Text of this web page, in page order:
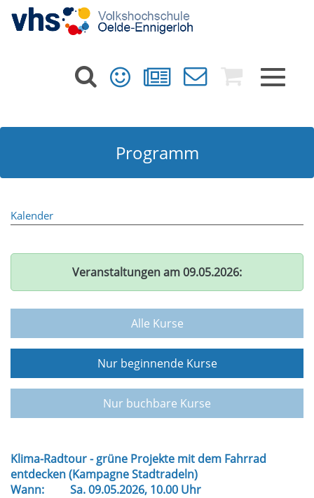
Toggle
Programm
Kalender
Veranstaltungen am 09.05.2026:
Alle Kurse
Nur beginnende Kurse
Nur buchbare Kurse
Klima-Radtour - grüne Projekte mit dem Fahrrad
entdecken (Kampagne Stadtradeln)
Wann:
Sa.09.05.2026, 10.00 Uhr